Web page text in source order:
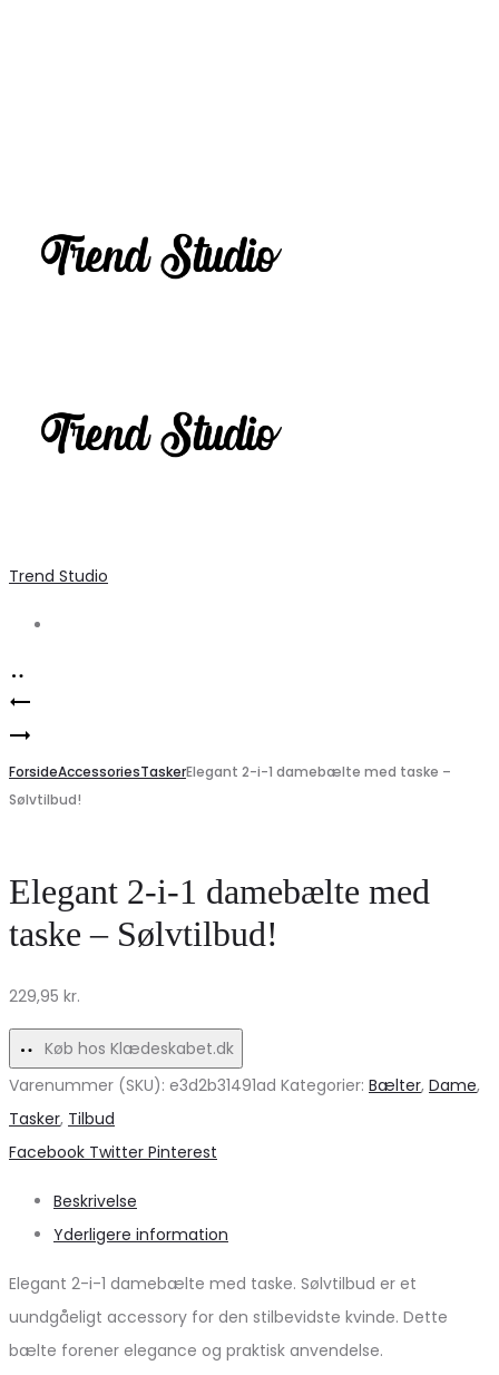
Trend Studio
Product
navigation
Chateau
dame
MdcFlorence
62786
–
Stilfuld
rummelig
dametaske
PIECES
–
ideel
hverdagen!
ForsideAccessoriesTaskerElegant 2-i-1 damebælte med taske –
Sølvtilbud!
Elegant 2-i-1 damebælte med
taske – Sølvtilbud!
229,95 kr.
Køb hos Klædeskabet.dk
Varenummer (SKU): e3d2b31491ad Kategorier: Bælter, Dame,
Tasker, Tilbud
Share
Facebook Twitter Pinterest
Beskrivelse
Yderligere information
Elegant 2-i-1 damebælte med taske. Sølvtilbud er et
uundgåeligt accessory for den stilbevidste kvinde. Dette
bælte forener elegance og praktisk anvendelse.